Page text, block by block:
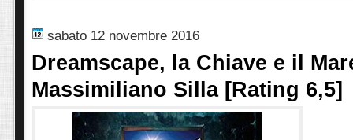
sabato 12 novembre 2016
Dreamscape, la Chiave e il
Massimiliano Silla [Rating 6,5]